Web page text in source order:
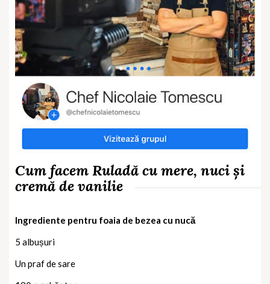
Cum facem Ruladă cu mere, nuci și
cremă de vanilie
Ingrediente pentru foaia de bezea cu nucă
5 albușuri
Un praf de sare